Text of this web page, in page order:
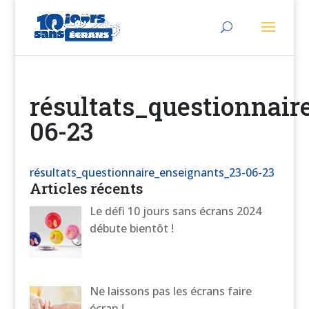
06-23
résultats_questionnaire_enseignants_23-06-23
Articles récents
Le défi 10 jours sans écrans 2024
débute bientôt !
Ne laissons pas les écrans faire